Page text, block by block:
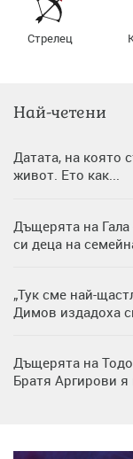
Стрелец
Най-четени
Датата, на която
живот. Ето как...
Дъщерята на
си деца на
„Тук сме най-
Димов издадоха
Дъщерята на
Братя Аргирови я